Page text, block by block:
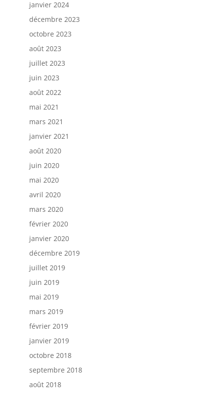
janvier 2024
décembre 2023
octobre 2023
août 2023
juillet 2023
juin 2023
août 2022
mai 2021
mars 2021
janvier 2021
août 2020
juin 2020
mai 2020
avril 2020
mars 2020
février 2020
janvier 2020
décembre 2019
juillet 2019
juin 2019
mai 2019
mars 2019
février 2019
janvier 2019
octobre 2018
septembre 2018
août 2018